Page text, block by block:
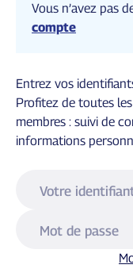
Loire-
Montagne
Sud-Est
Sud-Ouest
Vendée
Vous n’avez pas
compte
Entrez vos
Profitez de toutes
membres : suivi de
informations
Votre
Mot de passe